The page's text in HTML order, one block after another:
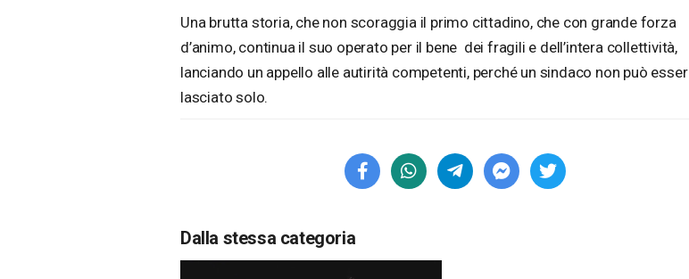
Una brutta storia, che non scoraggia il primo cittadino, che con grande forza
d’animo, continua il suo operato per il bene dei fragili e dell’intera collettività,
lanciando un appello alle autirità competenti, perché un sindaco non può esser
lasciato solo.
Dalla stessa categoria